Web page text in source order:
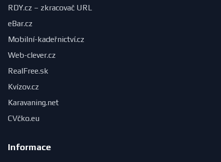
RDY.cz – zkracovač URL
eBar.cz
Mobilní-kadeřnictví.cz
Web-clever.cz
RealFree.sk
Kvízov.cz
Karavaning.net
CVčko.eu
Informace